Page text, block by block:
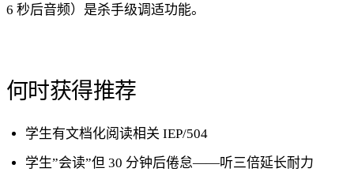
6 秒后音频）是杀手级调适功能。
何时获得推荐
学生有文档化阅读相关 IEP/504
学生”会读”但 30 分钟后倦怠——听三倍延长耐力